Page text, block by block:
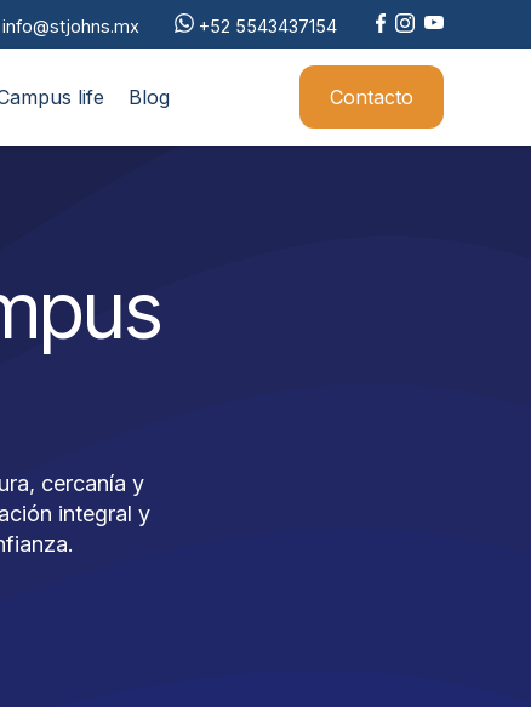
info@stjohns.mx +52 5543437154
life Blog Contacto
cercanía y
integral y